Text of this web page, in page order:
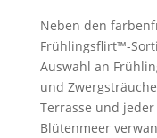
Neben den
Frühlingsflirt™-
Auswahl an
und
Terrasse und
Blütenmeer